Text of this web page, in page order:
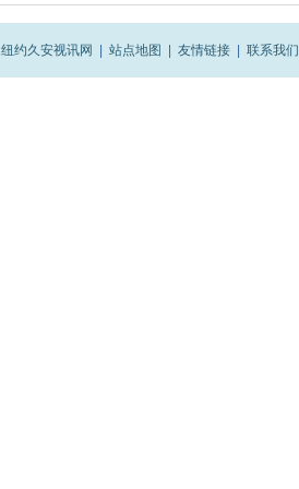
纽约久安视讯网 站点地图 友情链接 联系我们